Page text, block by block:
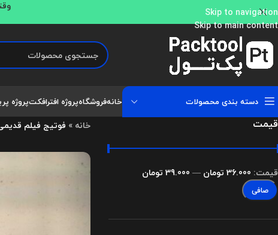
Skip to navigation
Skip to main content
دسته بندی محصولات خانهفروشگاهپروژه افترافکتپروژه
قیمت
صافی
قيمت: 36.000 تومان — 39.000 تومان
خانه » فوتیج فیلم